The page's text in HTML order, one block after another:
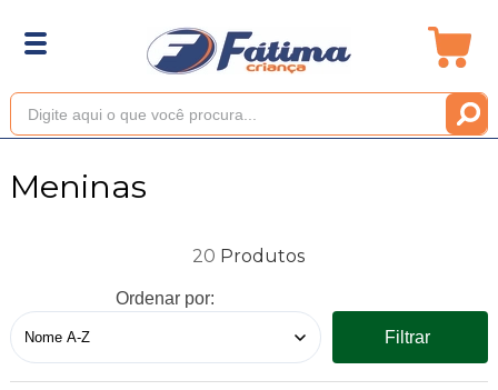
Meninas
20
Ordenar por:
Filtrar